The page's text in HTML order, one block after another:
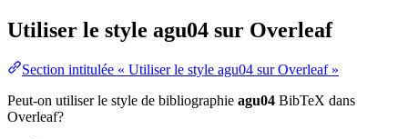
Utiliser le style agu04 sur Overleaf
Section intitulée « Utiliser le style agu04 sur Overleaf »
Peut-on utiliser le style de bibliographie agu04 BibTeX dans
Overleaf?